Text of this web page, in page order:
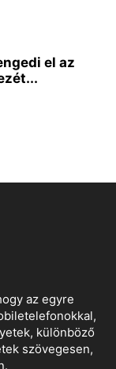
el az
az egyre
különböző
szövegesen,